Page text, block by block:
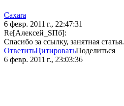
Caxara
6 февр. 2011 г., 22:47:31
Re[Алeксей_SПб]:
Спасибо за ссылку, занятная статья.
ОтветитьЦитироватьПоделиться
6 февр. 2011 г., 23:03:36